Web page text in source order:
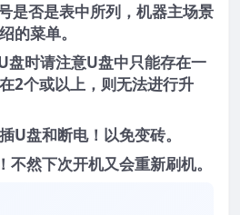
是否是表中所列，机器主场景
的菜单。
盘时请注意U盘中只能存在一
2个或以上，则无法进行升
U盘和断电！以免变砖。
然下次开机又会重新刷机。